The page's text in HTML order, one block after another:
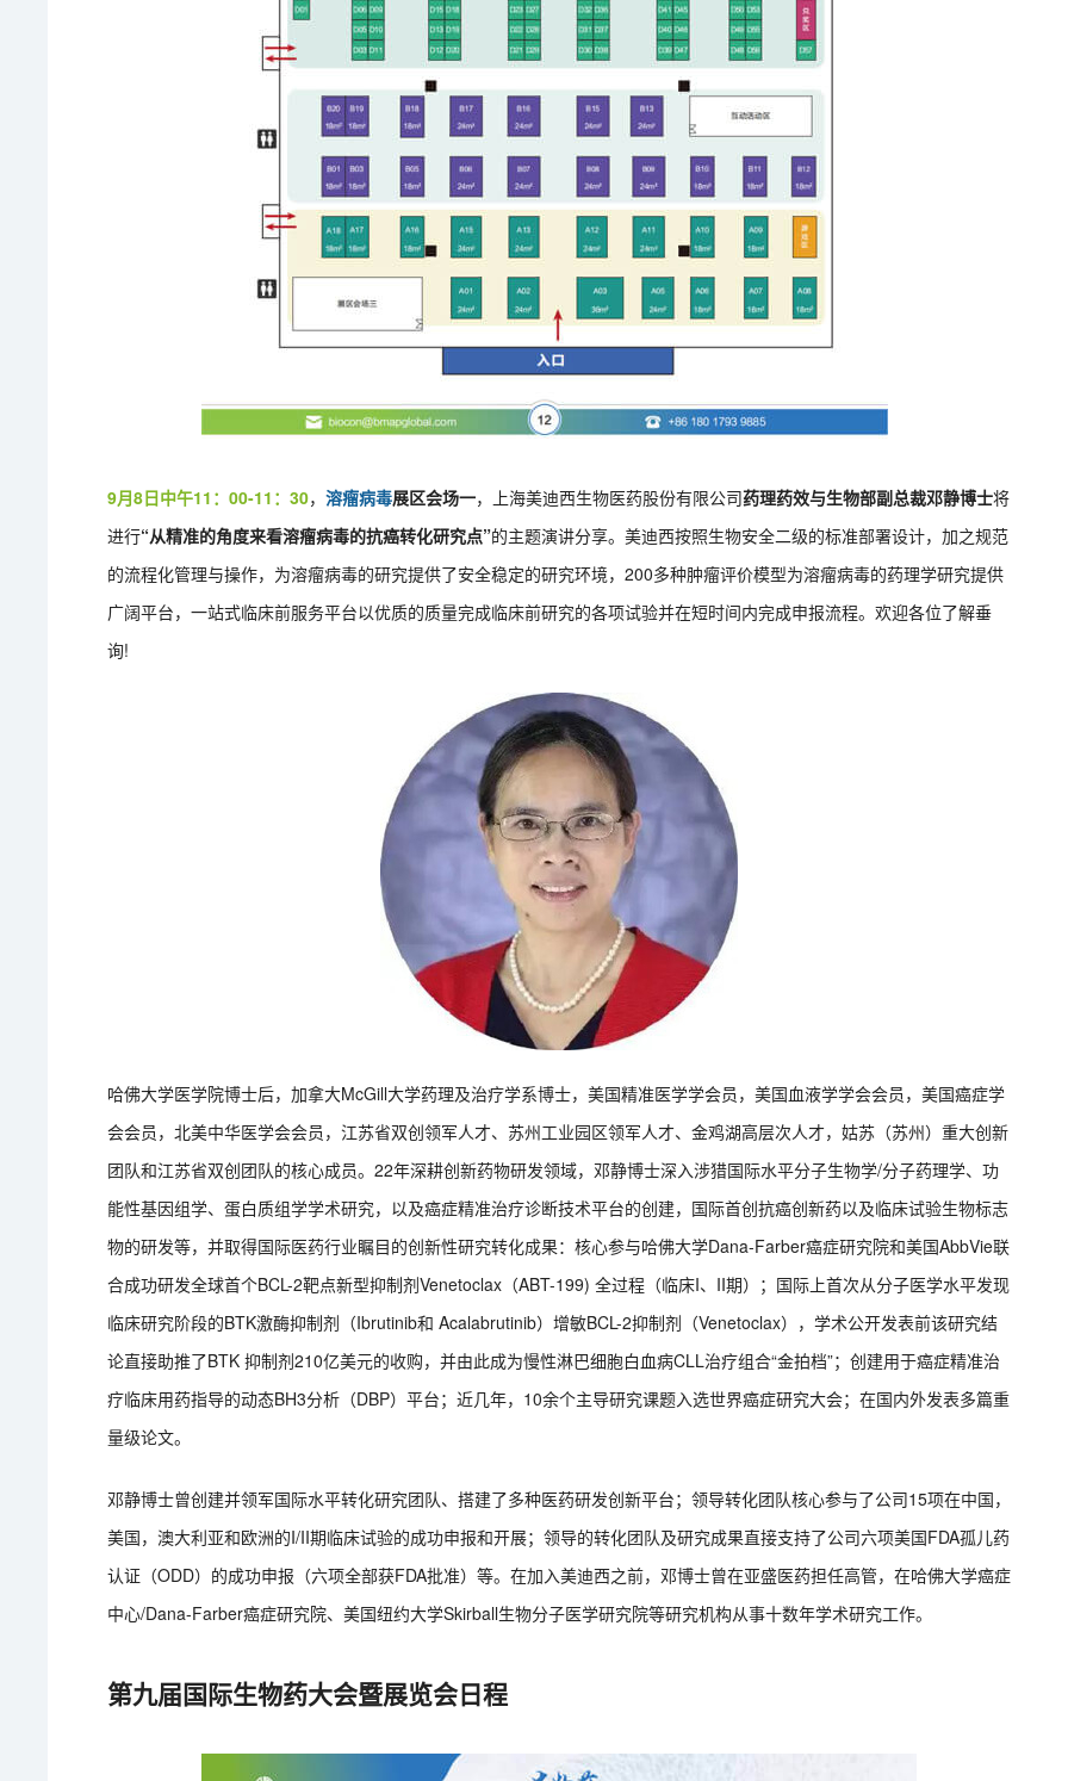
9月8日中午11：00-11：30，溶瘤病毒展区会场一，上海美迪西生物医药股份有限公司药理药效与生物部副总裁邓静博士将
进行“从精准的角度来看溶瘤病毒的抗癌转化研究点”的主题演讲分享。美迪西按照生物安全二级的标准部署设计，加之规范
的流程化管理与操作，为溶瘤病毒的研究提供了安全稳定的研究环境，200多种肿瘤评价模型为溶瘤病毒的药理学研究提供
广阔平台，一站式临床前服务平台以优质的质量完成临床前研究的各项试验并在短时间内完成申报流程。欢迎各位了解垂
询!
哈佛大学医学院博士后，加拿大McGill大学药理及治疗学系博士，美国精准医学学会员，美国血液学学会会员，美国癌症学
会会员，北美中华医学会会员，江苏省双创领军人才、苏州工业园区领军人才、金鸡湖高层次人才，姑苏（苏州）重大创新
团队和江苏省双创团队的核心成员。22年深耕创新药物研发领域，邓静博士深入涉猎国际水平分子生物学/分子药理学、功
能性基因组学、蛋白质组学学术研究，以及癌症精准治疗诊断技术平台的创建，国际首创抗癌创新药以及临床试验生物标志
物的研发等，并取得国际医药行业瞩目的创新性研究转化成果：核心参与哈佛大学Dana-Farber癌症研究院和美国AbbVie联
合成功研发全球首个BCL-2靶点新型抑制剂Venetoclax（ABT-199) 全过程（临床I、II期）；国际上首次从分子医学水平发现
临床研究阶段的BTK激酶抑制剂（Ibrutinib和 Acalabrutinib）增敏BCL-2抑制剂（Venetoclax），学术公开发表前该研究结
论直接助推了BTK 抑制剂210亿美元的收购，并由此成为慢性淋巴细胞白血病CLL治疗组合“金拍档”；创建用于癌症精准治
疗临床用药指导的动态BH3分析（DBP）平台；近几年，10余个主导研究课题入选世界癌症研究大会；在国内外发表多篇重
量级论文。
邓静博士曾创建并领军国际水平转化研究团队、搭建了多种医药研发创新平台；领导转化团队核心参与了公司15项在中国，
美国，澳大利亚和欧洲的I/II期临床试验的成功申报和开展；领导的转化团队及研究成果直接支持了公司六项美国FDA孤儿药
认证（ODD）的成功申报（六项全部获FDA批准）等。在加入美迪西之前，邓博士曾在亚盛医药担任高管，在哈佛大学癌症
中心/Dana-Farber癌症研究院、美国纽约大学Skirball生物分子医学研究院等研究机构从事十数年学术研究工作。
第九届国际生物药大会暨展览会日程